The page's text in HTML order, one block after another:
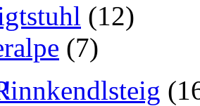
(12)
(7)